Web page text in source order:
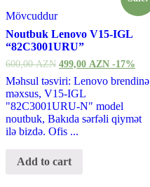
Mövcuddur
Noutbuk Lenovo V15-IGL
“82C3001URU”
600,00AZN 499,00 AZN -17%
Məhsul təsviri: Lenovo brendinə
məxsus, V15-IGL
"82C3001URU-N" model
noutbuk, Bakıda sərfəli qiymət
ilə bizdə. Ofis ...
Add to cart